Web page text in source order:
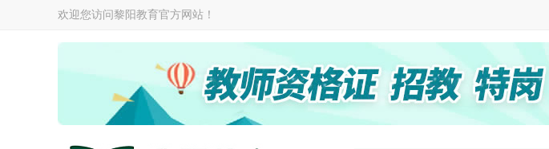
欢迎您访问黎阳教育官方网站！